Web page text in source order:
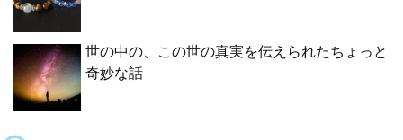
世の中の、この世の真実を伝えられたちょっと
奇妙な話